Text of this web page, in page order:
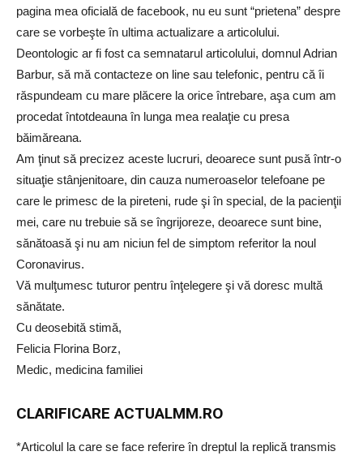
pagina mea oficială de facebook, nu eu sunt “prietena” despre
care se vorbeşte în ultima actualizare a articolului.
Deontologic ar fi fost ca semnatarul articolului, domnul Adrian
Barbur, să mă contacteze on line sau telefonic, pentru că îi
răspundeam cu mare plăcere la orice întrebare, aşa cum am
procedat întotdeauna în lunga mea realaţie cu presa
băimăreana.
Am ţinut să precizez aceste lucruri, deoarece sunt pusă într-o
situaţie stânjenitoare, din cauza numeroaselor telefoane pe
care le primesc de la pireteni, rude şi în special, de la pacienţii
mei, care nu trebuie să se îngrijoreze, deoarece sunt bine,
sănătoasă şi nu am niciun fel de simptom referitor la noul
Coronavirus.
Vă mulţumesc tuturor pentru înţelegere şi vă doresc multă
sănătate.
Cu deosebită stimă,
Felicia Florina Borz,
Medic, medicina familiei
CLARIFICARE ACTUALMM.RO
*Articolul la care se face referire în dreptul la replică transmis